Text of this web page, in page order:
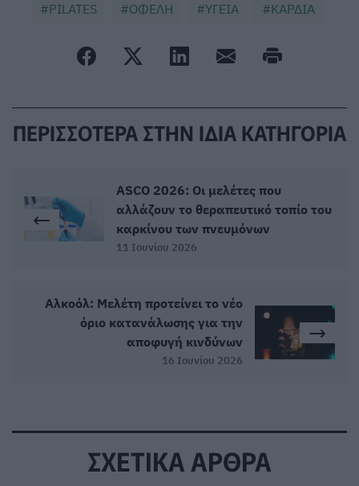
PILATES ΟΦΕΛΗ ΥΓΕΙΑ ΚΑΡΔΙΑ
ΠΕΡΙΣΣΟΤΕΡΑ ΣΤΗΝ ΙΔΙΑ ΚΑΤΗΓΟΡΙΑ
ASCO 2026: Οι μελέτες που
αλλάζουν το θεραπευτικό τοπίο του
καρκίνου των πνευμόνων
11 Ιουνίου 2026
Αλκοόλ: Μελέτη προτείνει το νέο
όριο κατανάλωσης για την
αποφυγή κινδύνων
16 Ιουνίου 2026
ΣΧΕΤΙΚΑ ΑΡΘΡΑ